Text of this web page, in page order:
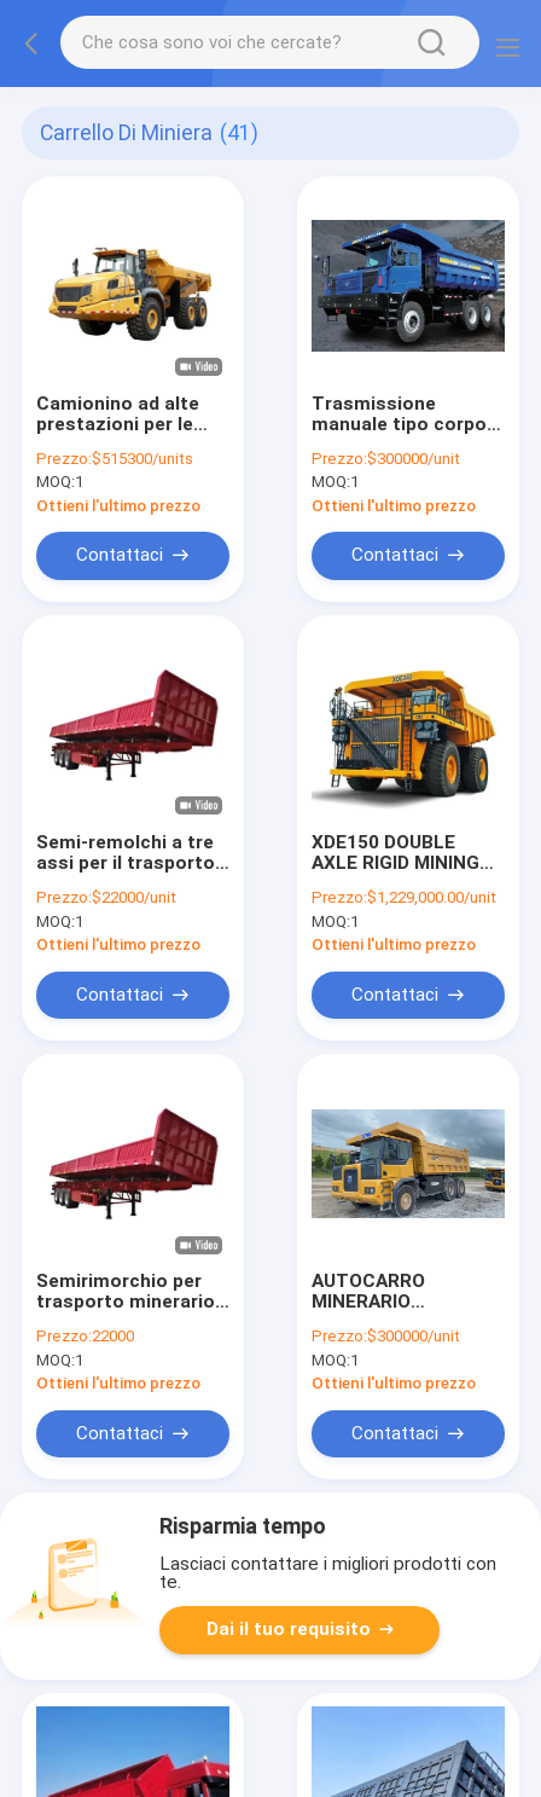
Carrello Di Miniera (41)
Camionino ad alte
prestazioni per le
estrazione mineraria,
XDA45U Camionino
articolato per
scarichi di rifiuti
Prezzo:$515300/units
MOQ:1
Ottieni l'ultimo prezzo
Contattaci
Trasmissione
manuale tipo corpo
camion scarico 6x4 2
passeggeri
Prezzo:$300000/unit
MOQ:1
Ottieni l'ultimo prezzo
Contattaci
Semi-remolchi a tre
assi per il trasporto
carbone
Prezzo:$22000/unit
MOQ:1
Ottieni l'ultimo prezzo
Contattaci
XDE150 DOUBLE
AXLE RIGID MINING
operazioni minerarie
pesanti
Prezzo:$1,229,000.00/unit
MOQ:1
Ottieni l'ultimo prezzo
Contattaci
Semirimorchio per
trasporto minerario
con ribaltabile
laterale
Prezzo:22000
MOQ:1
Ottieni l'ultimo prezzo
Contattaci
AUTOCARRO
MINERARIO
CARROZZERIA LARGA
PER OPERAZIONI
MINERARIE
Prezzo:$300000/unit
MOQ:1
Ottieni l'ultimo prezzo
Contattaci
Risparmia tempo
Lasciaci contattare i migliori prodotti con
te.
Dai il tuo requisito